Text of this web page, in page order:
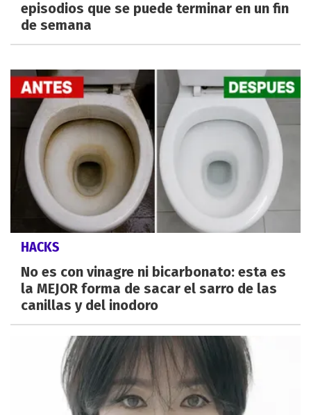
episodios que se puede terminar en un fin
de semana
HACKS
No es con vinagre ni bicarbonato: esta es
la MEJOR forma de sacar el sarro de las
canillas y del inodoro